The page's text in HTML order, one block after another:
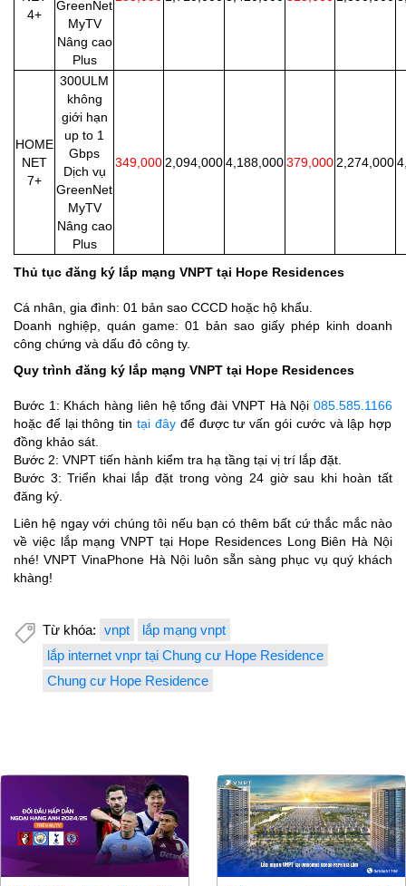
4+
GreenNet
MyTV
Nâng cao
Plus
HOME
NET
7+
300ULM
không
giới hạn
up to 1
Gbps
Dịch vụ
GreenNet
MyTV
Nâng cao
Plus
349,0002,094,0004,188,000379,0002,274,000
Thủ tục đăng ký lắp mạng VNPT tại Hope Residences
Cá nhân, gia đình: 01 bản sao CCCD hoặc hộ khẩu.
Doanh nghiệp, quán game: 01 bản sao giấy phép kinh doanh
công chứng và dấu đỏ công ty.
Quy trình đăng ký lắp mạng VNPT tại Hope Residences
Bước 1: Khách hàng liên hệ tổng đài VNPT Hà Nội 085.585.1166
hoặc để lại thông tintại đâyđể được tư vấn gói cước và lập hợp
đồng khảo sát.
Bước 2: VNPT tiến hành kiểm tra hạ tầng tại vị trí lắp đặt.
Bước 3: Triển khai lắp đặt trong vòng 24 giờ sau khi hoàn tất
đăng ký.
Liên hệ ngay với chúng tôi nếu bạn có thêm bất cứ thắc mắc nào
về việc lắp mạng VNPT tại Hope Residences Long Biên Hà Nội
nhé! VNPT VinaPhone Hà Nội luôn sẵn sàng phục vụ quý khách
khàng!
Từ khóa: vnpt
lắp mạng vnpt
lắp internet vnpr tại Chung cư Hope Residence
Chung cư Hope Residence